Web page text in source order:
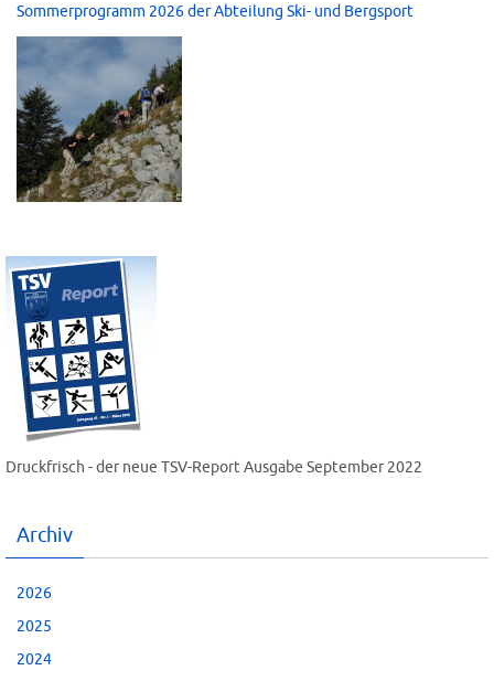
Sommerprogramm 2026 der Abteilung Ski- und Bergsport
Druckfrisch - der neue TSV-Report Ausgabe September 2022
Archiv
2026
2025
2024